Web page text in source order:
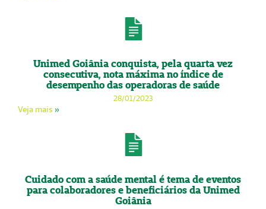
Unimed Goiânia conquista, pela quarta vez
consecutiva, nota máxima no índice de
desempenho das operadoras de saúde
28/01/2023
Veja mais »
Cuidado com a saúde mental é tema de eventos
para colaboradores e beneficiários da Unimed
Goiânia